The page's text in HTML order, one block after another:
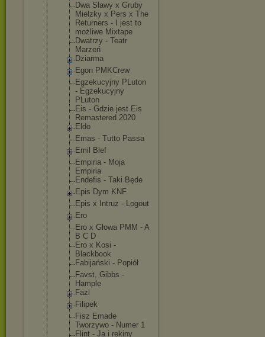
Dwa Sławy x Gruby
Mielzky x Pers x The
Returners - I jest to
możliwe Mixtape
Dwatrzy - Teatr
Marzeń
Dziarma
Egon PMKCrew
Egzekucyjny PLuton
- Egzekucyjny
PLuton
Eis - Gdzie jest Eis
Remastered 2020
Eldo
Emas - Tutto Passa
Emil Blef
Empiria - Moja
Empiria
Endefis - Taki Będe
Epis Dym KNF
Epis x Intruz - Logout
Ero
Ero x Głowa PMM - A
B C D
Ero x Kosi -
Blackbook
Fabijański - Popiół
Favst, Gibbs -
Hample
Fazi
Filipek
Fisz Emade
Tworzywo - Numer 1
Flint - Ja i rekiny